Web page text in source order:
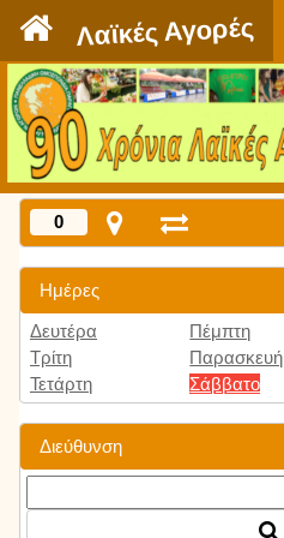
Λαϊκές Αγορές
0
Ημέρες
Δευτέρα
Τρίτη
Τετάρτη
Πέμπτη
Παρασκευή
Σάββατο
Διεύθυνση